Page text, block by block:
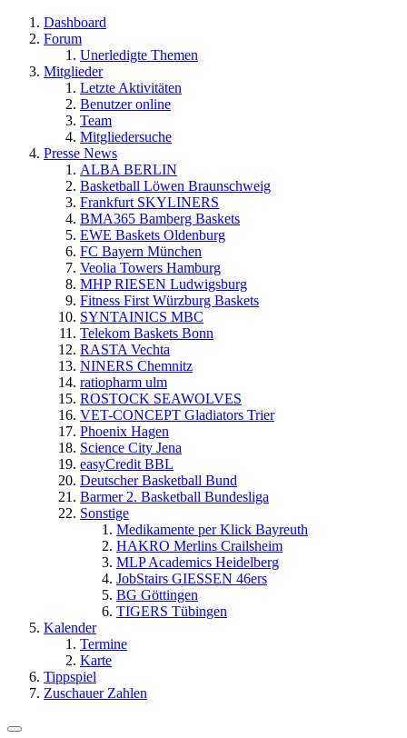
Dashboard
Forum
Unerledigte Themen
Mitglieder
Letzte Aktivitäten
Benutzer online
Team
Mitgliedersuche
Presse News
ALBA BERLIN
Basketball Löwen Braunschweig
Frankfurt SKYLINERS
BMA365 Bamberg Baskets
EWE Baskets Oldenburg
FC Bayern München
Veolia Towers Hamburg
MHP RIESEN Ludwigsburg
Fitness First Würzburg Baskets
SYNTAINICS MBC
Telekom Baskets Bonn
RASTA Vechta
NINERS Chemnitz
ratiopharm ulm
ROSTOCK SEAWOLVES
VET-CONCEPT Gladiators Trier
Phoenix Hagen
Science City Jena
easyCredit BBL
Deutscher Basketball Bund
Barmer 2. Basketball Bundesliga
Sonstige
Medikamente per Klick Bayreuth
HAKRO Merlins Crailsheim
MLP Academics Heidelberg
JobStairs GIESSEN 46ers
BG Göttingen
TIGERS Tübingen
Kalender
Termine
Karte
Tippspiel
Zuschauer Zahlen